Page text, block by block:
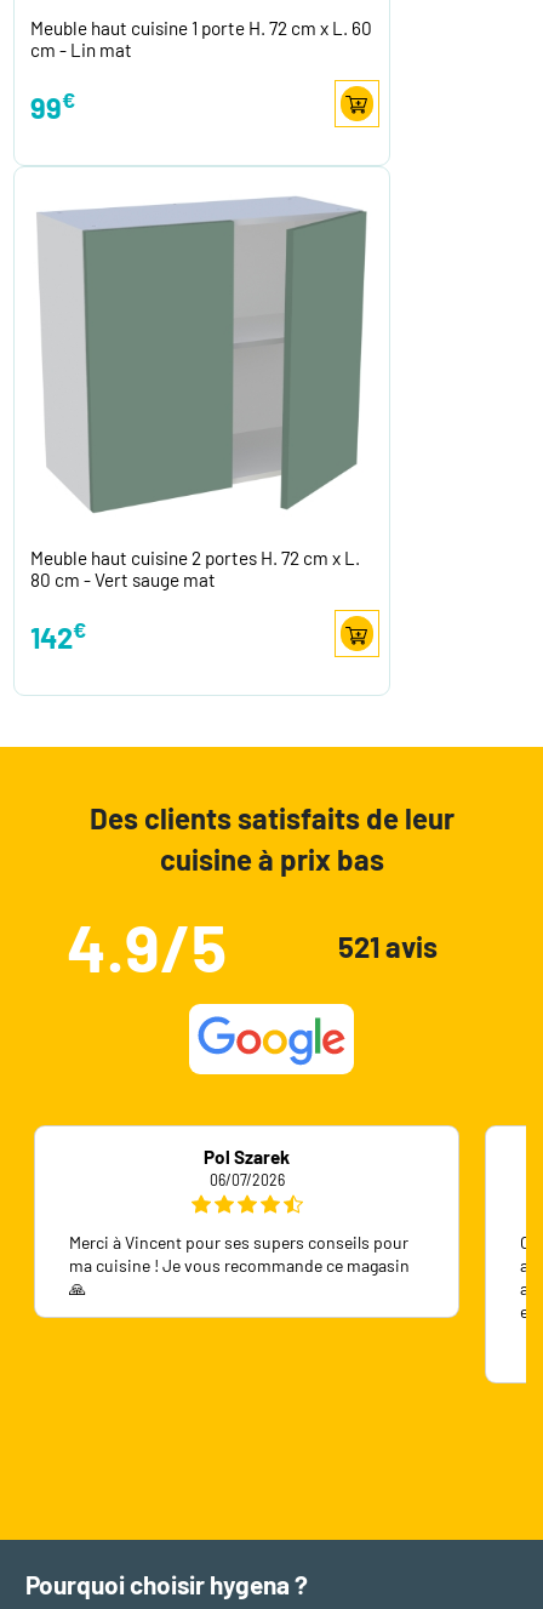
Meuble haut cuisine 1 porte H. 72 cm x L. 60
cm - Lin mat
99€
Meuble haut cuisine 2 portes H. 72 cm x L.
80 cm - Vert sauge mat
142€
Des clients satisfaits de leur
cuisine à prix bas
4.9/5 521 avis
Pol Szarek
06/07/2026
Merci à Vincent pour ses supers conseils pour
ma cuisine ! Je vous recommande ce magasin
🙏
Pourquoi choisir hygena ?